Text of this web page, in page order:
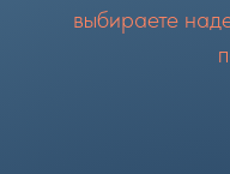
выбираете